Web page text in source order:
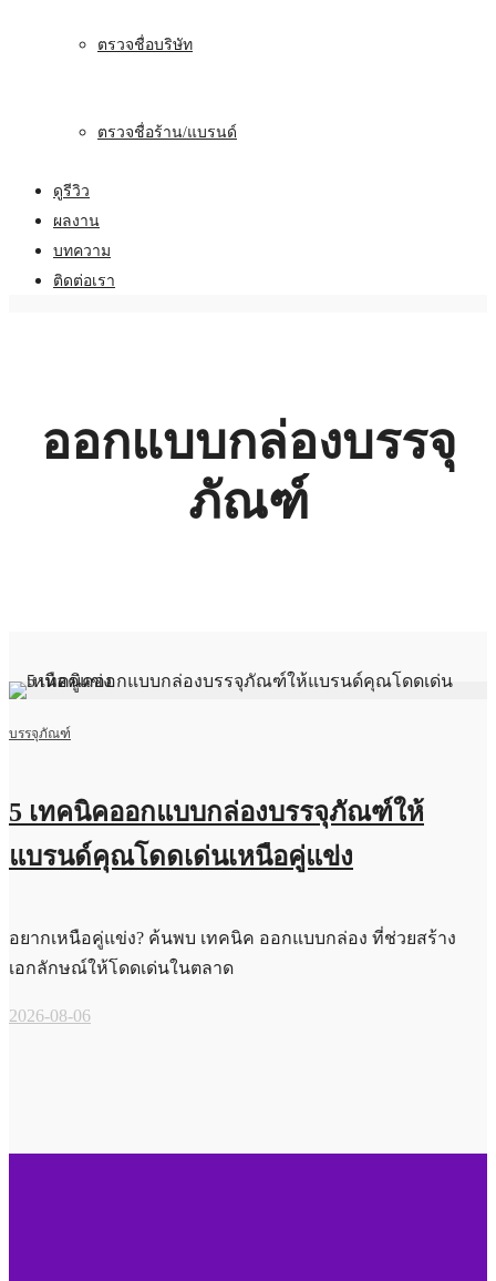
ตรวจชื่อบริษัท
ตรวจชื่อร้าน/แบรนด์
ดูรีวิว
ผลงาน
บทความ
ติดต่อเรา
ออกแบบกล่องบรรจุ
ภัณฑ์
บรรจุภัณฑ์
5 เทคนิคออกแบบกล่องบรรจุภัณฑ์ให้
แบรนด์คุณโดดเด่นเหนือคู่แข่ง
อยากเหนือคู่แข่ง? ค้นพบ เทคนิค ออกแบบกล่อง ที่ช่วยสร้าง
เอกลักษณ์ให้โดดเด่นในตลาด
2026-08-06